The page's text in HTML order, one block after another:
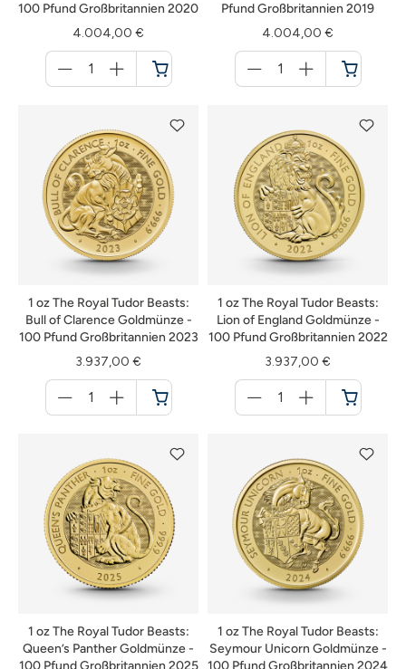
100 Pfund Großbritannien 2020
4.004,00 €
für
Warenkorb
Pfund Großbritannien 2019
4.004,00 €
für
Warenkorb
1 oz The Royal Tudor Beasts:
Bull of Clarence Goldmünze -
100 Pfund Großbritannien 2023
3.937,00 €
für
Warenkorb
1 oz The Royal Tudor Beasts:
Lion of England Goldmünze -
100 Pfund Großbritannien 2022
3.937,00 €
für
Warenkorb
1 oz The Royal Tudor Beasts:
Queen’s Panther Goldmünze -
100 Pfund Großbritannien 2025
1 oz The Royal Tudor Beasts:
Seymour Unicorn Goldmünze -
100 Pfund Großbritannien 2024